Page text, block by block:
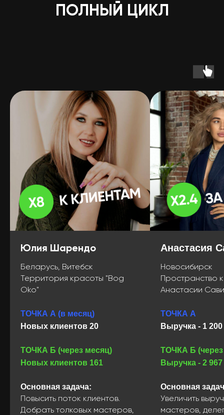
ПОЛНЫЙ ЦИКЛ
Юлия Шарендо
Беларусь, Витебск
Территория красоты "Bog
Oko"
ТОЧКА А (в месяц)
Новых клиентов 20
ТОЧКА Б (через месяц)
Новых клиентов 161
Основная задача:
Повысить поток клиентов.
Добрать толковых мастеров,
Анастасия
Новосибирск
Пространство
Анастасии
ТОЧКА А
Выручка - 1 200
ТОЧКА Б
Выручка - 2 967
Основная
Увеличить
мастеров,